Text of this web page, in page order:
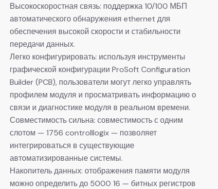
Высокоскоростная связь: поддержка 10/100 МБП
автоматического обнаружения ethernet для
обеспечения высокой скорости и стабильности
передачи данных.
Легко конфигурировать: используя инструменты
графической конфигурации ProSoft Configuration
Builder (PCB), пользователи могут легко управлять
профилем модуля и просматривать информацию о
связи и диагностике модуля в реальном времени.
Совместимость сильна: совместимость с одним
слотом — 1756 controlllogix — позволяет
интегрироваться в существующие
автоматизированные системы.
Накопитель данных: отображения памяти модуля
можно определить до 5000 16 — битных регистров